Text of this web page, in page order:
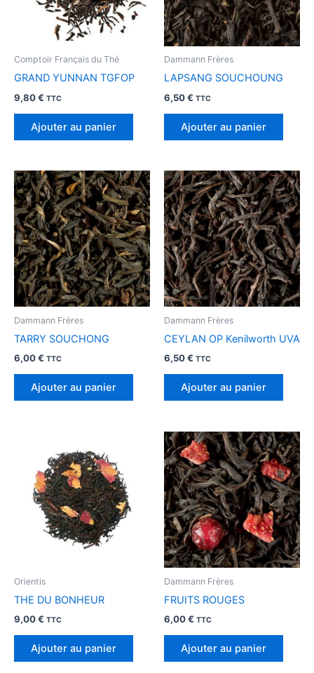
Comptoir Français du Thé
GRAND YUNNAN TGFOP
9,80€ TTC
Ajouter au panier
Dammann Frères
LAPSANG SOUCHOUNG
6,50€ TTC
Ajouter au panier
Dammann Frères
TARRY SOUCHONG
6,00€ TTC
Ajouter au panier
Dammann Frères
CEYLAN OP Kenilworth UVA
6,50€ TTC
Ajouter au panier
Orientis
THE DU BONHEUR
9,00€ TTC
Ajouter au panier
Dammann Frères
FRUITS ROUGES
6,00€ TTC
Ajouter au panier